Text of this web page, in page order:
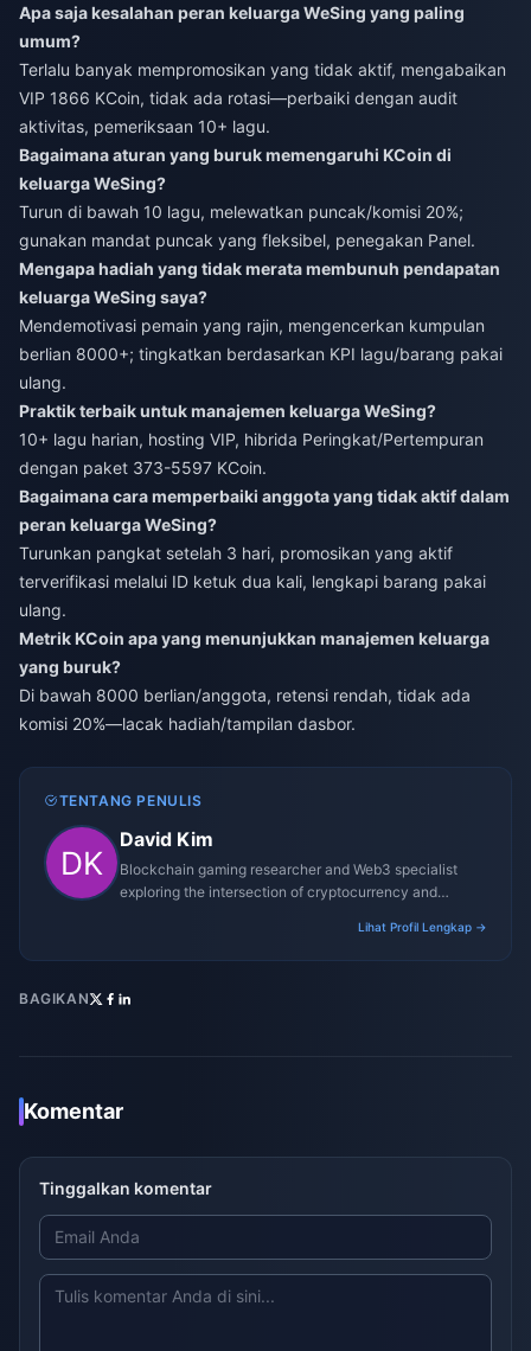
Apa saja kesalahan peran keluarga WeSing yang paling
umum?
Terlalu banyak mempromosikan yang tidak aktif, mengabaikan
VIP 1866 KCoin, tidak ada rotasi—perbaiki dengan audit
aktivitas, pemeriksaan 10+ lagu.
Bagaimana aturan yang buruk memengaruhi KCoin di
keluarga WeSing?
Turun di bawah 10 lagu, melewatkan puncak/komisi 20%;
gunakan mandat puncak yang fleksibel, penegakan Panel.
Mengapa hadiah yang tidak merata membunuh pendapatan
keluarga WeSing saya?
Mendemotivasi pemain yang rajin, mengencerkan kumpulan
berlian 8000+; tingkatkan berdasarkan KPI lagu/barang pakai
ulang.
Praktik terbaik untuk manajemen keluarga WeSing?
10+ lagu harian, hosting VIP, hibrida Peringkat/Pertempuran
dengan paket 373-5597 KCoin.
Bagaimana cara memperbaiki anggota yang tidak aktif dalam
peran keluarga WeSing?
Turunkan pangkat setelah 3 hari, promosikan yang aktif
terverifikasi melalui ID ketuk dua kali, lengkapi barang pakai
ulang.
Metrik KCoin apa yang menunjukkan manajemen keluarga
yang buruk?
Di bawah 8000 berlian/anggota, retensi rendah, tidak ada
komisi 20%—lacak hadiah/tampilan dasbor.
TENTANG PENULIS
David Kim
Blockchain gaming researcher and Web3 specialist
exploring the intersection of cryptocurrency and
Lihat Profil Lengkap →
BAGIKAN
Komentar
Tinggalkan komentar